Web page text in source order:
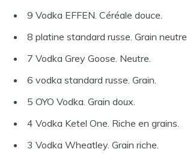
9 Vodka EFFEN. Céréale douce.
8 platine standard russe. Grain neutre.
7 Vodka Grey Goose. Neutre.
6 vodka standard russe. Grain.
5 OYO Vodka. Grain doux.
4 Vodka Ketel One. Riche en grains.
3 Vodka Wheatley. Grain riche.